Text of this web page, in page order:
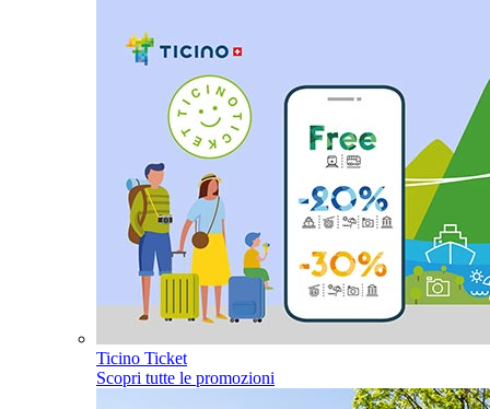
Ticino Ticket
Scopri tutte le promozioni